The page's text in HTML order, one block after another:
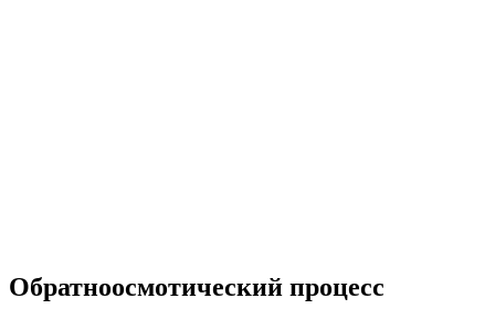
Обратноосмотический процесс